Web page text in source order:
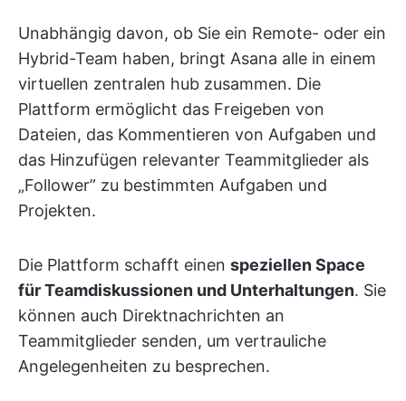
Unabhängig davon, ob Sie ein Remote- oder ein
Hybrid-Team haben, bringt Asana alle in einem
virtuellen zentralen hub zusammen. Die
Plattform ermöglicht das Freigeben von
Dateien, das Kommentieren von Aufgaben und
das Hinzufügen relevanter Teammitglieder als
„Follower” zu bestimmten Aufgaben und
Projekten.
Die Plattform schafft einen speziellen Space
für Teamdiskussionen und Unterhaltungen. Sie
können auch Direktnachrichten an
Teammitglieder senden, um vertrauliche
Angelegenheiten zu besprechen.